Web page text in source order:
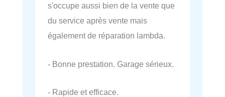
s'occupe aussi bien de la vente que
du service après vente mais
également de réparation lambda.
- Bonne prestation. Garage sérieux.
- Rapide et efficace.